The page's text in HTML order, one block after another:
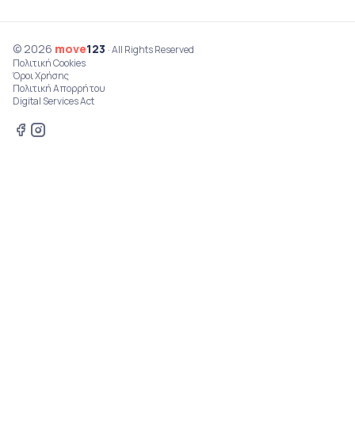
© 2026 move123 · All Rights Reserved
Πολιτική Cookies
Όροι Χρήσης
Πολιτική Απορρήτου
Digital Services Act